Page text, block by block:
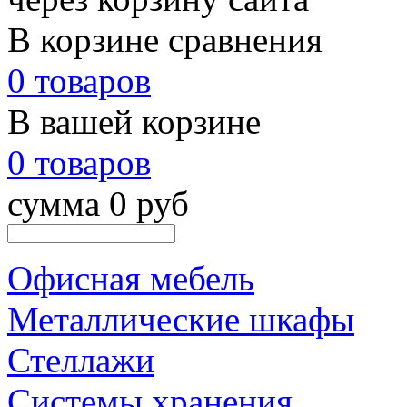
В корзине сравнения
0 товаров
В вашей корзине
0 товаров
сумма 0 руб
Офисная мебель
Металлические шкафы
Стеллажи